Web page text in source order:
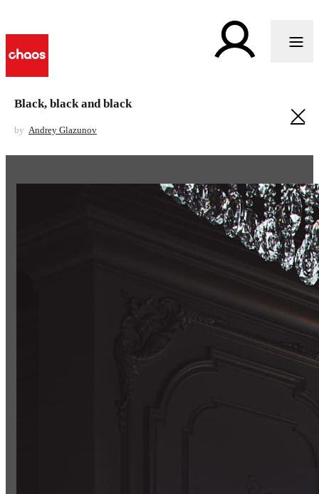
Black, black and black
by Andrey Glazunov